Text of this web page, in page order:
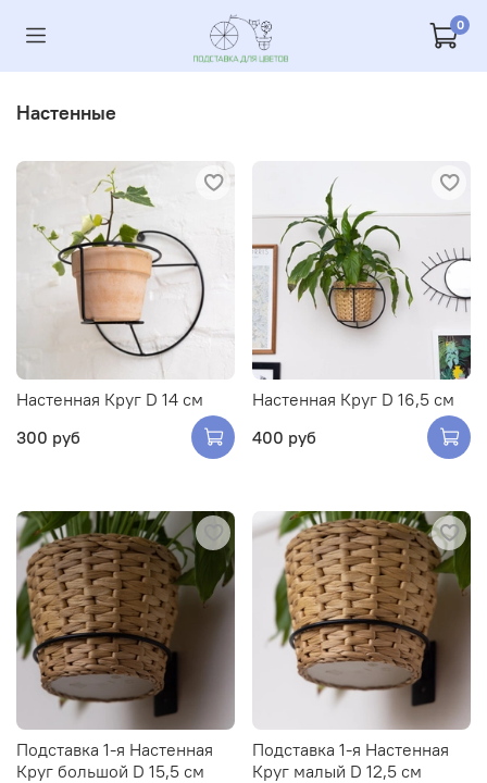
0
Настенные
Настенная Круг D 14 см
300 руб
Настенная Круг D 16,5 см
400 руб
Подставка 1-я Настенная
Круг большой D 15,5 см
Подставка 1-я Настенная
Круг малый D 12,5 см